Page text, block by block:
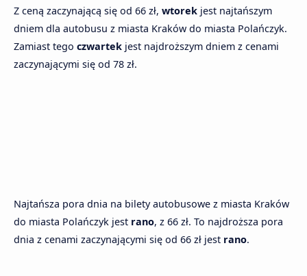
Z ceną zaczynającą się od 66 zł, wtorek jest najtańszym
dniem dla autobusu z miasta Kraków do miasta Polańczyk.
Zamiast tego czwartek jest najdroższym dniem z cenami
zaczynającymi się od 78 zł.
Najtańsza pora dnia na bilety autobusowe z miasta Kraków
do miasta Polańczyk jest rano, z 66 zł. To najdroższa pora
dnia z cenami zaczynającymi się od 66 zł jest rano.